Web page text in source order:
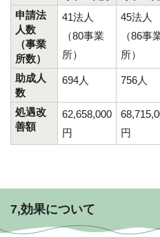
申請法
人数
（事業
所数）
41法人
（80事業
所）
45法人
（86事
所）
助成人
数
694人 756人
処遇改
善額
62,658,000
円
円
7,効果について